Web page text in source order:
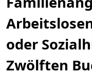
oder
Zwölften